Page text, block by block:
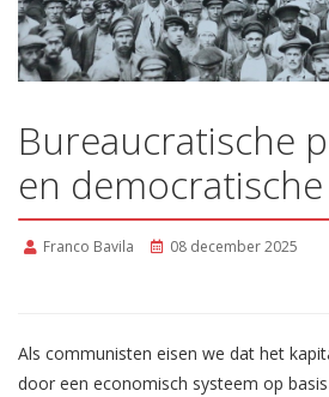
Bureaucratische
en
Franco Bavila 08 december 2025
Als communisten eisen we dat het
door een economisch systeem op